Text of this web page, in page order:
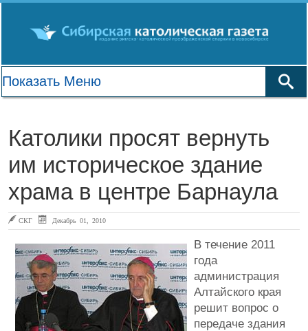
Католики просят вернуть
им историческое здание
храма в центре Барнаула
СКГ Декабрь 01, 2010
В течение 2011
года
администрация
Алтайского края
решит вопрос о
передаче здания